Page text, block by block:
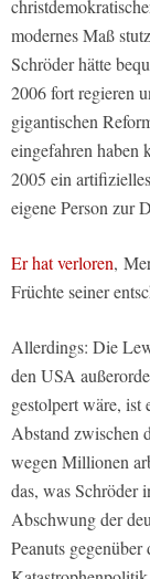
modernes Maß
Schröder hätte
2006 fort regieren
gigantischen
eingefahren haben
2005 ein
eigene Person zur
Er hat verloren,
Früchte seiner
Allerdings: Die
den USA
gestolpert wäre,
Abstand zwischen
wegen Millionen
das, was Schröder
Abschwung der
Peanuts